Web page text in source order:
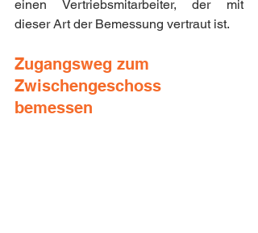
einen Vertriebsmitarbeiter, der mit
dieser Art der Bemessung vertraut ist.
Zugangsweg zum
Zwischengeschoss
bemessen